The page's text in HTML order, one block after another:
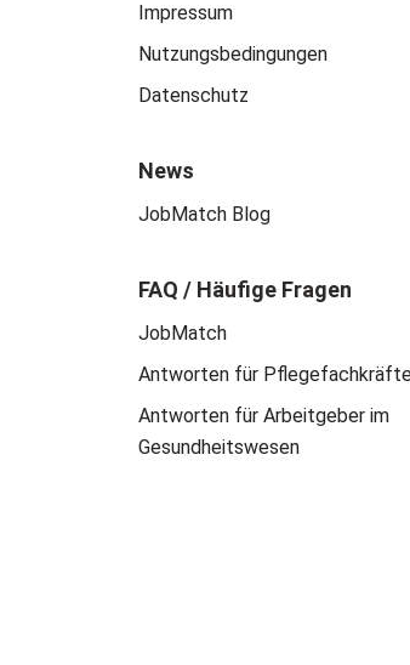
Impressum
Nutzungsbedingungen
Datenschutz
News
JobMatch Blog
FAQ / Häufige Fragen
JobMatch
Antworten für
Antworten für Arbeitgeber im
Gesundheitswesen